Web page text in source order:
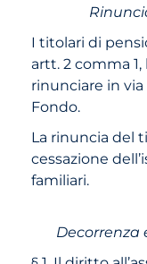
I titolari di
artt. 2 comma
rinunciare in via
Fondo.
La rinuncia del
cessazione
familiari.
Decorrenza